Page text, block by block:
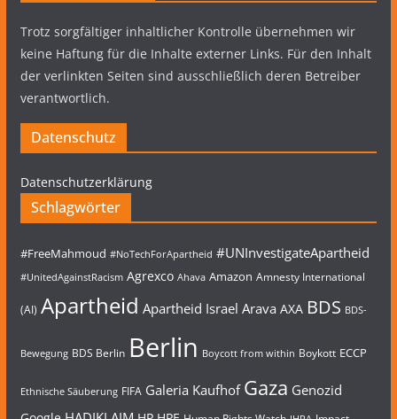
Trotz sorgfältiger inhaltlicher Kontrolle übernehmen wir
keine Haftung für die Inhalte externer Links. Für den Inhalt
der verlinkten Seiten sind ausschließlich deren Betreiber
verantwortlich.
Datenschutz
Datenschutzerklärung
Schlagwörter
#FreeMahmoud #NoTechForApartheid #UNInvestigateApartheid
#UnitedAgainstRacism Agrexco Ahava Amazon Amnesty International
(AI) Apartheid Apartheid Israel Arava AXA BDS BDS-
Bewegung BDS Berlin Berlin Boycott from within Boykott ECCP
Ethnische Säuberung FIFA Galeria Kaufhof Gaza Genozid